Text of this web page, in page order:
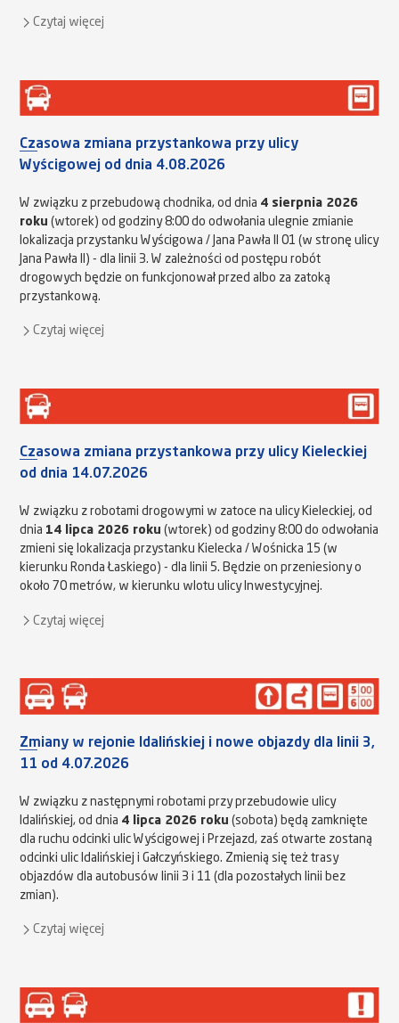
Czytaj więcej
Czasowa zmiana przystankowa przy ulicy
Wyścigowej od dnia 4.08.2026
W związku z przebudową chodnika, od dnia 4 sierpnia 2026
roku (wtorek) od godziny 8:00 do odwołania ulegnie zmianie
lokalizacja przystanku Wyścigowa / Jana Pawła II 01 (w stronę ulicy
Jana Pawła II) - dla linii 3. W zależności od postępu robót
drogowych będzie on funkcjonował przed albo za zatoką
przystankową.
Czytaj więcej
Czasowa zmiana przystankowa przy ulicy Kieleckiej
od dnia 14.07.2026
W związku z robotami drogowymi w zatoce na ulicy Kieleckiej, od
dnia 14 lipca 2026 roku (wtorek) od godziny 8:00 do odwołania
zmieni się lokalizacja przystanku Kielecka / Wośnicka 15 (w
kierunku Ronda Łaskiego) - dla linii 5. Będzie on przeniesiony o
około 70 metrów, w kierunku wlotu ulicy Inwestycyjnej.
Czytaj więcej
Zmiany w rejonie Idalińskiej i nowe objazdy dla linii 3,
11 od 4.07.2026
W związku z następnymi robotami przy przebudowie ulicy
Idalińskiej, od dnia 4 lipca 2026 roku (sobota) będą zamknięte
dla ruchu odcinki ulic Wyścigowej i Przejazd, zaś otwarte zostaną
odcinki ulic Idalińskiej i Gałczyńskiego. Zmienią się też trasy
objazdów dla autobusów linii 3 i 11 (dla pozostałych linii bez
zmian).
Czytaj więcej